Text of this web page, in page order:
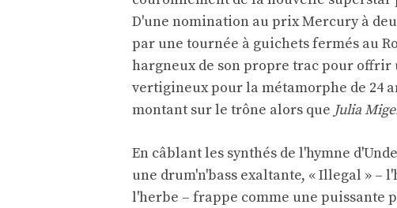
D'une nomination au prix Mercury à
par une tournée à guichets fermés au
hargneux de son propre trac pour offrir
vertigineux pour la métamorphe de 24
montant sur le trône alors que Julia
En câblant les synthés de l'hymne
une drum'n'bass exaltante, « Illegal » –
l'herbe – frappe comme une puissante